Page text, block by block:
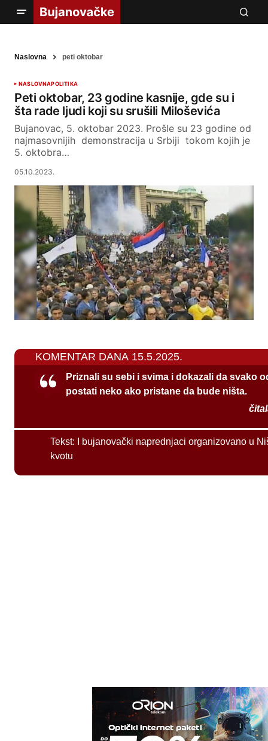
Naslovna peti oktobar
NASLOVNAPOLITIKA
Peti oktobar, 23 godine kasnije, gde su i
šta rade ljudi koji su srušili Miloševića
Bujanovac, 5. oktobar 2023. Prošle su 23 godine od
najmasovnijih demonstracija u Srbiji tokom kojih je
5. oktobra…
05.10.2023.
KOMENTAR DANA 15.5.2025.
Priznali su sebi i svima i dokazali da svako
postati neko ako pristane da bude ništa.
Tekst:
I bujanovački naprednjaci organizovano u
kvotu